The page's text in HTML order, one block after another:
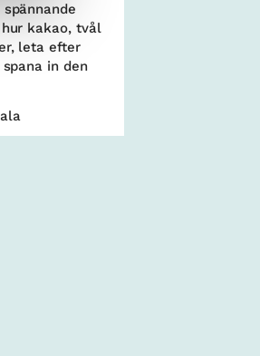
kakao, tvål
leta efter
in den